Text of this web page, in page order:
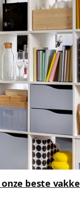
onze beste